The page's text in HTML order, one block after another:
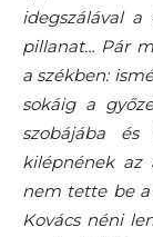
idegszálával
pillanat… Pár
a székben:
sokáig a
szobájába és
kilépnének
nem tette be a
Kovács néni